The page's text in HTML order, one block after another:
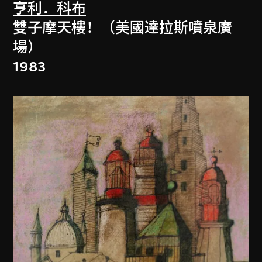
亨利．科布
雙子摩天樓！（美國達拉斯噴泉廣
場）
1983